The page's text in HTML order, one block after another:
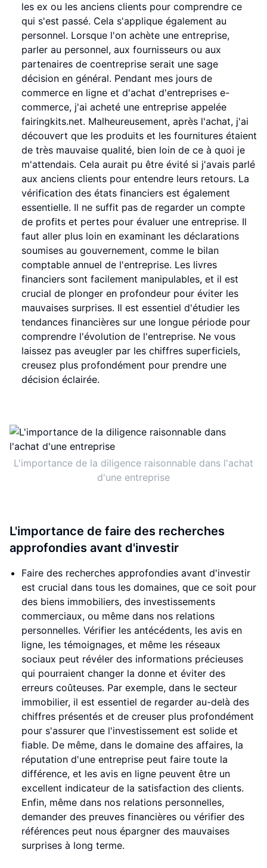
les ex ou les anciens clients pour comprendre ce
qui s'est passé. Cela s'applique également au
personnel. Lorsque l'on achète une entreprise,
parler au personnel, aux fournisseurs ou aux
partenaires de coentreprise serait une sage
décision en général. Pendant mes jours de
commerce en ligne et d'achat d'entreprises e-
commerce, j'ai acheté une entreprise appelée
fairingkits.net. Malheureusement, après l'achat, j'ai
découvert que les produits et les fournitures étaient
de très mauvaise qualité, bien loin de ce à quoi je
m'attendais. Cela aurait pu être évité si j'avais parlé
aux anciens clients pour entendre leurs retours. La
vérification des états financiers est également
essentielle. Il ne suffit pas de regarder un compte
de profits et pertes pour évaluer une entreprise. Il
faut aller plus loin en examinant les déclarations
soumises au gouvernement, comme le bilan
comptable annuel de l'entreprise. Les livres
financiers sont facilement manipulables, et il est
crucial de plonger en profondeur pour éviter les
mauvaises surprises. Il est essentiel d'étudier les
tendances financières sur une longue période pour
comprendre l'évolution de l'entreprise. Ne vous
laissez pas aveugler par les chiffres superficiels,
creusez plus profondément pour prendre une
décision éclairée.
L'importance de la diligence raisonnable dans l'achat
d'une entreprise
L'importance de faire des recherches
approfondies avant d'investir
Faire des recherches approfondies avant d'investir
est crucial dans tous les domaines, que ce soit pour
des biens immobiliers, des investissements
commerciaux, ou même dans nos relations
personnelles. Vérifier les antécédents, les avis en
ligne, les témoignages, et même les réseaux
sociaux peut révéler des informations précieuses
qui pourraient changer la donne et éviter des
erreurs coûteuses. Par exemple, dans le secteur
immobilier, il est essentiel de regarder au-delà des
chiffres présentés et de creuser plus profondément
pour s'assurer que l'investissement est solide et
fiable. De même, dans le domaine des affaires, la
réputation d'une entreprise peut faire toute la
différence, et les avis en ligne peuvent être un
excellent indicateur de la satisfaction des clients.
Enfin, même dans nos relations personnelles,
demander des preuves financières ou vérifier des
références peut nous épargner des mauvaises
surprises à long terme.